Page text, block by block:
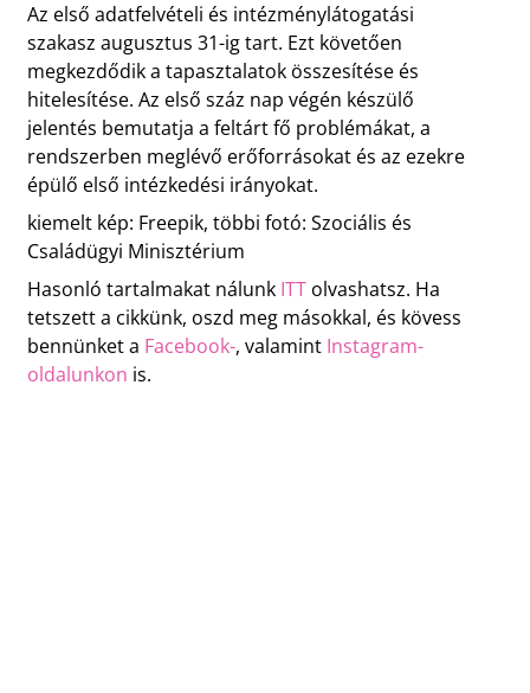
Az első adatfelvételi és intézménylátogatási
szakasz augusztus 31-ig tart. Ezt követően
megkezdődik a tapasztalatok összesítése és
hitelesítése. Az első száz nap végén készülő
jelentés bemutatja a feltárt fő problémákat, a
rendszerben meglévő erőforrásokat és az ezekre
épülő első intézkedési irányokat.
kiemelt kép: Freepik, többi fotó: Szociális és
Családügyi Minisztérium
Hasonló tartalmakat nálunk ITTolvashatsz. Ha
tetszett a cikkünk, oszd meg másokkal, és kövess
bennünket a Facebook-, valamint Instagram-
oldalunkon is.